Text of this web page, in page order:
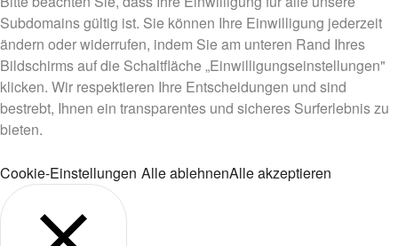
Subdomains gültig ist. Sie können Ihre Einwilligung jederzeit
ändern oder widerrufen, indem Sie am unteren Rand Ihres
Bildschirms auf die Schaltfläche „Einwilligungseinstellungen"
klicken. Wir respektieren Ihre Entscheidungen und sind
bestrebt, Ihnen ein transparentes und sicheres Surferlebnis zu
bieten.
Cookie-Einstellungen Alle ablehnenAlle akzeptieren